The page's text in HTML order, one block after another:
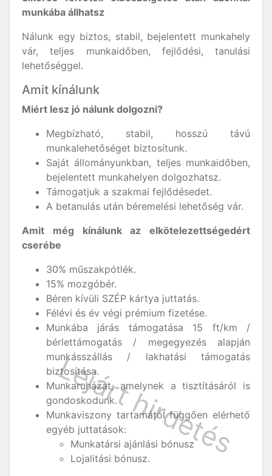
munkába állhatsz
Nálunk egy biztos, stabil, bejelentett munkahely
vár, teljes munkaidőben, fejlődési, tanulási
lehetőséggel.
Amit kínálunk
Miért lesz jó nálunk dolgozni?
Megbízható, stabil, hosszú távú
munkalehetőséget biztosítunk.
Saját állományunkban, teljes munkaidőben,
bejelentett munkahelyen dolgozhatsz.
Támogatjuk a szakmai fejlődésedet.
A betanulás után béremelési lehetőség vár.
Amit még kínálunk az elkötelezettségedért
cserébe
30% műszakpótlék.
15% mozgóbér.
Béren kívüli SZÉP kártya juttatás.
Félévi és év végi prémium fizetése.
Munkába járás támogatása 15 ft/km /
bérlettámogatás / megegyezés alapján
munkásszállás / lakhatási támogatás
biztosítása.
Munkaruházat, amelynek a tisztításáról is
gondoskodunk.
Munkaviszony tartamától függően elérhető
egyéb juttatások:
Munkatársi ajánlási bónusz
Lojalitási bónusz.